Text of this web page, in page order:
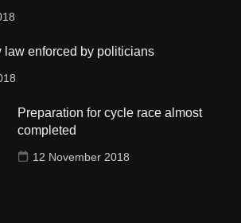
law enforced by politicians
Preparation for cycle race almost
completed
12 November 2018